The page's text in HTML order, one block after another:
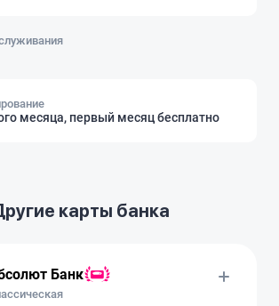
месяца, первый месяц бесплатно
карты банка
Банк